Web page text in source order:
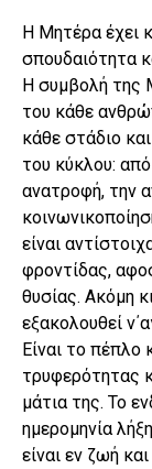
Η Μητέρα έχει
σπουδαιότητα
Η συμβολή της
του κάθε
κάθε στάδιο
του κύκλου:
ανατροφή, την
είναι
φροντίδας,
θυσίας. Ακόμη
εξακολουθεί
Είναι το πέπλο
τρυφερότητας
μάτια της. Το
ημερομηνία
είναι εν ζωή